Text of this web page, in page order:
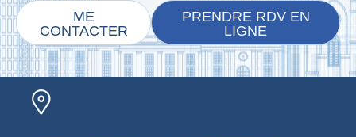
ME
CONTACTER
PRENDRE RDV EN
LIGNE